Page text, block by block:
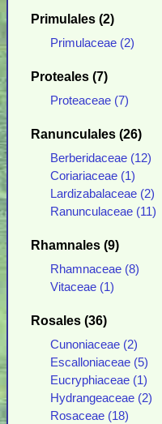
Primulales (2)
Primulaceae (2)
Proteales (7)
Proteaceae (7)
Ranunculales (26)
Berberidaceae (12)
Coriariaceae (1)
Lardizabalaceae (2)
Ranunculaceae (11)
Rhamnales (9)
Rhamnaceae (8)
Vitaceae (1)
Rosales (36)
Cunoniaceae (2)
Escalloniaceae (5)
Eucryphiaceae (1)
Hydrangeaceae (2)
Rosaceae (18)